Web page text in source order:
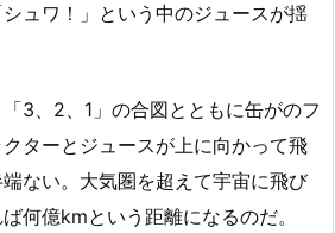
ュワ！」という中のジュースが揺
3、2、1」の合図とともに缶がのフ
ターとジュースが上に向かって飛
ない。大気圏を超えて宇宙に飛び
何億kmという距離になるのだ。